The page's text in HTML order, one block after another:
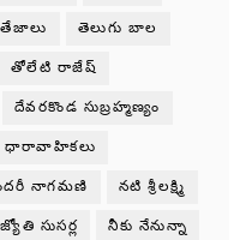
తేజాలు తెలుగు బాల
తోలేటి రాజేష్
దేవరకొండ సుబ్రహ్మణ్యం
ధారావాహికలు
నాగమణి నటి శ్రీలక్ష్మి
సుసర్ల నీకు నేనున్నా